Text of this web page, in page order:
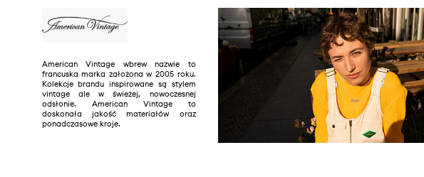
American Vintage wbrew nazwie to
francuska marka założona w 2005 roku.
Kolekcje brandu inspirowane są stylem
vintage ale w świeżej, nowoczesnej
odsłonie. American Vintage to
doskonała jakość materiałów oraz
ponadczasowe kroje.